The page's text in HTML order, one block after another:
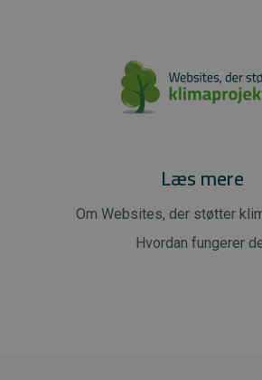
Læs mere
Om Websites, der støtter
Hvordan fungerer